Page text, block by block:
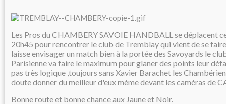
Les Pros du CHAMBERY SAVOIE HANDBALL se déplacent
20h45 pour rencontrer le club de Tremblay qui vient de se
laisse envisager un match bien à la portée des Savoyards le
Parisienne va faire le maximum pour glaner des points leur
pas très logique ,toujours sans Xavier Barachet les
doute donner du meilleur d'eux mème devant les caméras de
Bonne route et bonne chance aux Jaune et Noir.